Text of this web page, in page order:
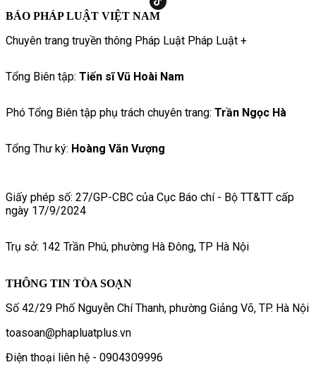
BÁO PHÁP LUẬT VIỆT NAM
Chuyên trang truyền thông Pháp Luật Pháp Luật +
Tổng Biên tập: Tiến sĩ Vũ Hoài Nam
Phó Tổng Biên tập phụ trách chuyên trang: Trần Ngọc Hà
Tổng Thư ký: Hoàng Văn Vượng
Giấy phép số: 27/GP-CBC của Cục Báo chí - Bộ TT&TT cấp
ngày 17/9/2024
Trụ sở: 142 Trần Phú, phường Hà Đông, TP Hà Nội
THÔNG TIN TÒA SOẠN
Số 42/29 Phố Nguyễn Chí Thanh, phường Giảng Võ, TP. Hà Nội
toasoan@phapluatplus.vn
Điện thoại liên hệ - 0904309996